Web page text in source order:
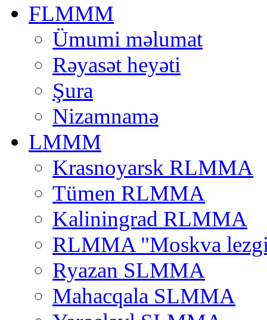
FLMMM
Ümumi məlumat
Rəyasət heyəti
Şura
Nizamnamə
LMMM
Krasnoyarsk RLMMA
Tümen RLMMA
Kaliningrad RLMMA
RLMMA "Moskva
Ryazan SLMMA
Mahacqala SLMMA